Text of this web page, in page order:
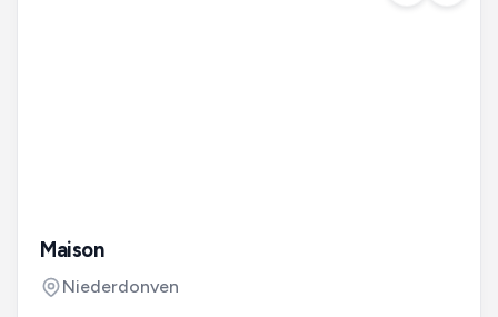
Maison
Niederdonven